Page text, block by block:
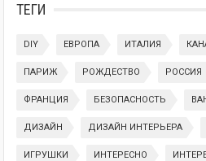
ТЕГИ
DIY ЕВРОПА ИТАЛИЯ
ПАРИЖ РОЖДЕСТВО РОССИЯ
ФРАНЦИЯ БЕЗОПАСНОСТЬ
ДИЗАЙН ДИЗАЙН ИНТЕРЬЕРА
ИГРУШКИ ИНТЕРЕСНО